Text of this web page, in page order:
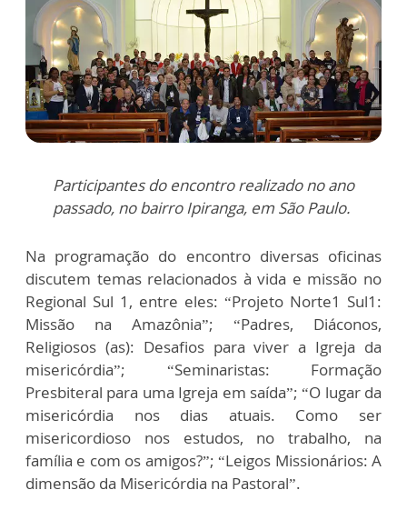
Participantes do encontro realizado no ano
passado, no bairro Ipiranga, em São Paulo.
Na programação do encontro diversas oficinas
discutem temas relacionados à vida e missão no
Regional Sul 1, entre eles: “Projeto Norte1 Sul1:
Missão na Amazônia”; “Padres, Diáconos,
Religiosos (as): Desafios para viver a Igreja da
misericórdia”; “Seminaristas: Formação
Presbiteral para uma Igreja em saída”; “O lugar da
misericórdia nos dias atuais. Como ser
misericordioso nos estudos, no trabalho, na
família e com os amigos?”; “Leigos Missionários: A
dimensão da Misericórdia na Pastoral”.